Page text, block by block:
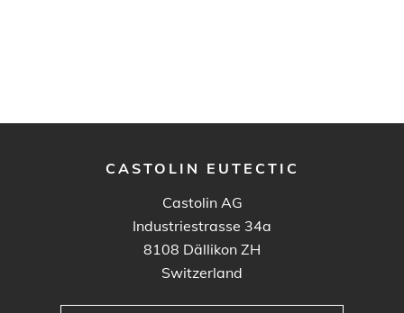
CASTOLIN EUTECTIC
Castolin AG
Industriestrasse 34a
8108 Dällikon ZH
Switzerland